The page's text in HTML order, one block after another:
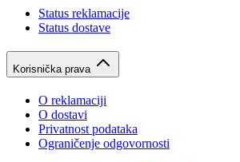
Status reklamacije
Status dostave
Korisnička prava
O reklamaciji
O dostavi
Privatnost podataka
Ograničenje odgovornosti